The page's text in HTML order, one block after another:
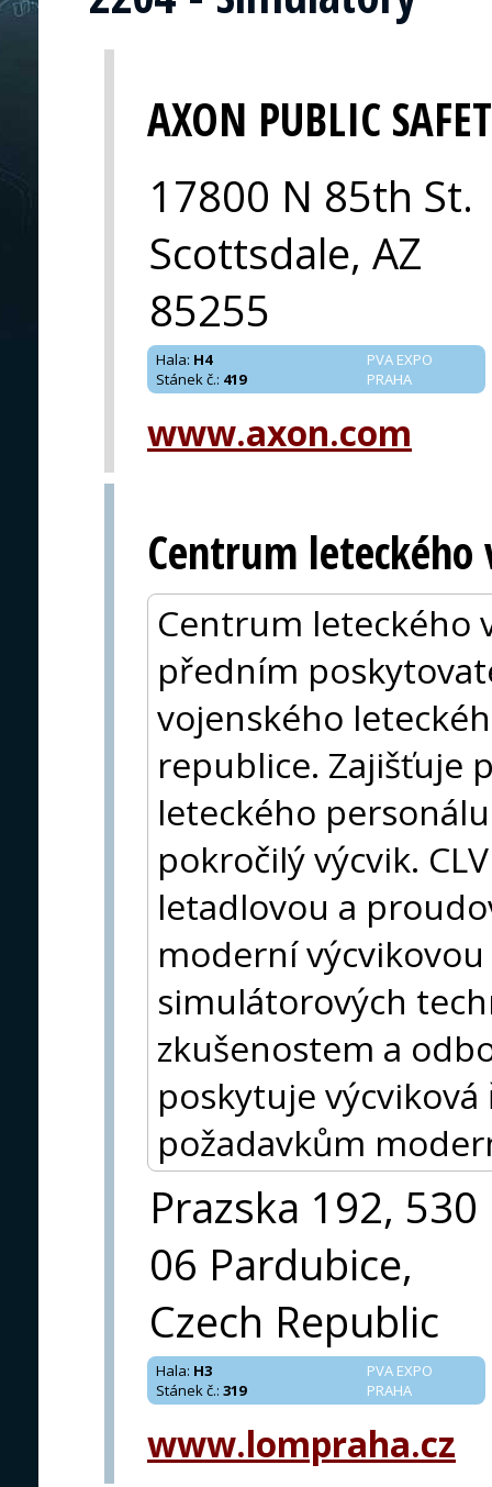
AXON PUBLIC
17800 N 85th St.
Scottsdale, AZ
85255
PVA EXPO
PRAHA
Hala: H4
Stánek č.: 419
www.axon.com
Centrum
Centrum leteckého
předním
vojenského
republice. Zajišťuje
leteckého
pokročilý výcvik.
letadlovou a
moderní
simulátorových
zkušenostem a
poskytuje
požadavkům
Prazska 192, 530
06 Pardubice,
Czech Republic
PVA EXPO
PRAHA
Hala: H3
Stánek č.: 319
www.lompraha.cz